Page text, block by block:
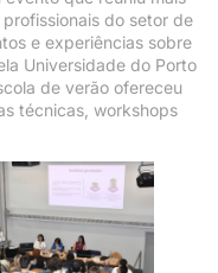
do setor de
e experiências sobre
Universidade do Porto
de verão ofereceu
técnicas, workshops